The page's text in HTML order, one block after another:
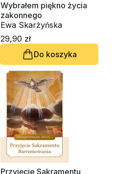
Wybrałem piękno życia
zakonnego
Ewa Skarżyńska
29,90 zł
Do koszyka
Przyjęcie Sakramentu